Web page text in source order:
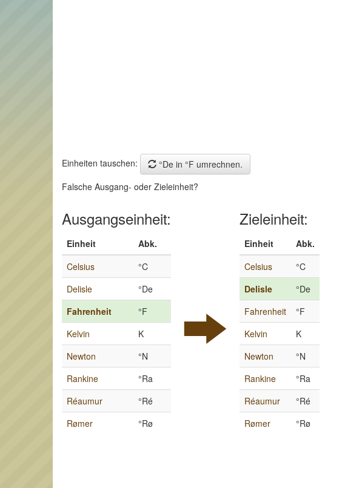
Einheiten tauschen:
°De in °F umrechnen.
Falsche Ausgang- oder Zieleinheit?
Ausgangseinheit:
Einheit
Abk.
Celsius
°C
Delisle
°De
Fahrenheit
°F
Kelvin
K
Newton
°N
Rankine
°Ra
Réaumur
°Ré
Rømer
°Rø
Zieleinheit:
Einheit
Abk.
Celsius
°C
Delisle
°De
Fahrenheit
°F
Kelvin
K
Newton
°N
Rankine
°Ra
Réaumur
°Ré
Rømer
°Rø